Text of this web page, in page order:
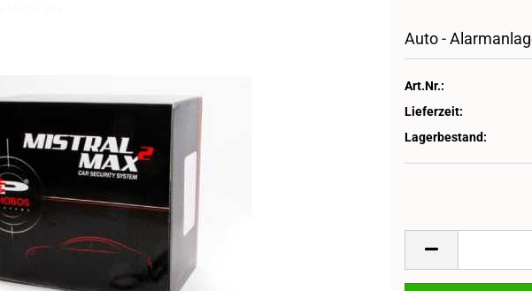
Auto -
Art.Nr.:
Lieferzeit:
Lagerbestand: